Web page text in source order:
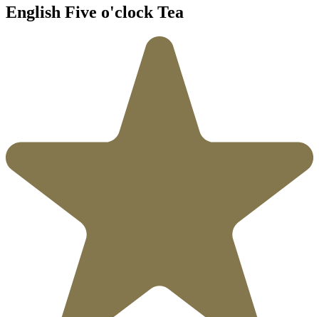
English Five o'clock Tea